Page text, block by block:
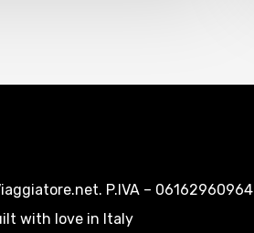
P.IVA – 06162960964
with love in Italy